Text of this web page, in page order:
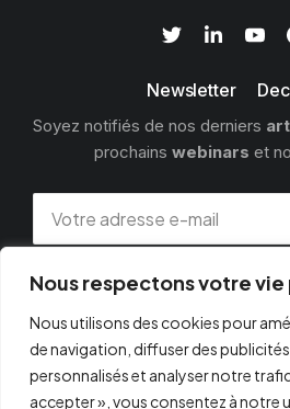
Nous respectons votre
Nous utilisons des cookies pour
de navigation, diffuser des
personnalisés et analyser notre
accepter », vous consentez à notre
Newsletter
Soyez notifiés de nos derniers
prochains webinars et
S'INSCRIRE